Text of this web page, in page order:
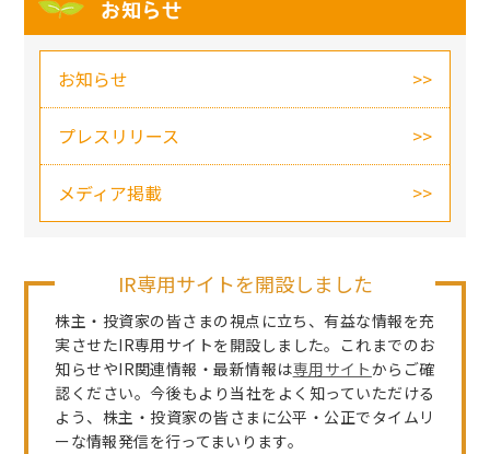
お知らせ
お知らせ
プレスリリース
メディア掲載
IR専用サイトを開設しました
株主・投資家の皆さまの視点に立ち、有益な情報を充
実させたIR専用サイトを開設しました。これまでのお
知らせやIR関連情報・最新情報は専用サイトからご確
認ください。今後もより当社をよく知っていただける
よう、株主・投資家の皆さまに公平・公正でタイムリ
ーな情報発信を行ってまいります。